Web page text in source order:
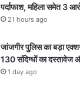
पर्दाफाश, महिला समेत 3
21 hours ago
जांजगीर पुलिस का बड़ा
130 संदिग्धों का दस्तावेज
1 day ago